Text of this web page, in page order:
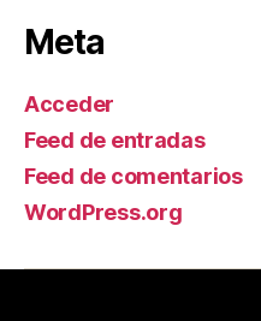
Meta
Acceder
Feed de entradas
Feed de comentarios
WordPress.org